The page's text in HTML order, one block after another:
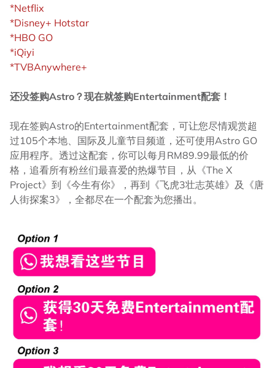
*Netflix
*Disney+ Hotstar
*HBO GO
*iQiyi
*TVBAnywhere+
还没签购Astro？现在就签购Entertainment配套！
现在签购Astro的Entertainment配套，可让您尽情观赏超
过105个本地、国际及儿童节目频道，还可使用Astro GO
应用程序。透过这配套，你可以每月RM89.99最低的价
格，追看所有粉丝们最喜爱的热爆节目，从《The X
Project》到《今生有你》，再到《飞虎3壮志英雄》及《唐
人街探案3》，全都尽在一个配套为您播出。